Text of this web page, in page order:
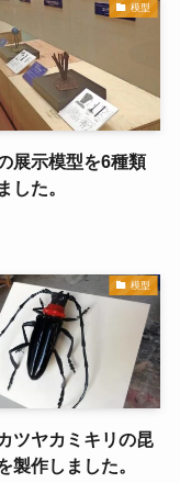
模型
展示模型を6種類
した。
模型
ツヤカミキリの昆
製作しました。